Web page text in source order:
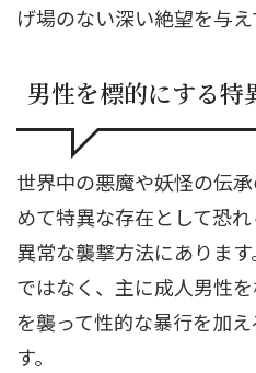
げ場のない深い絶望を与え
男性を標的にする特
世界中の悪魔や妖怪の伝
めて特異な存在として恐
異常な襲撃方法にありま
ではなく、主に成人男性
を襲って性的な暴行を加
す。